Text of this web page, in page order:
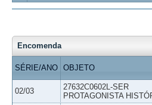
Encomenda
SÉRIE/ANO OBJETO
02/03
27632C0602L-SER
PROTAGONISTA